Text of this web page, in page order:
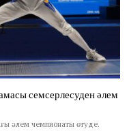
семсерлесуден әлем
әлем чемпионаты өтуде.